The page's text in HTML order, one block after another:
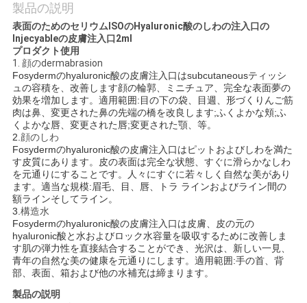
さ
い
ニ
ュ
ー
ス
事
件
引
製品の説明
表面のためのセリウムISOのHyaluronic酸のしわの注入口の
Injecyableの皮膚注入口2ml
プロダクト使用
1. 顔のdermabrasion
Fosydermのhyaluronic酸の皮膚注入口はsubcutaneousティッシ
ュの容積を、改善します顔の輪郭、ミニチュア、完全な表面夢の
効果を増加します。適用範囲:目の下の袋、目週、形づくりんご筋
肉は鼻、変更された鼻の先端の橋を改良します;ふくよかな頬;ふ
くよかな唇、変更された唇;変更された顎、等。
2.顔のしわ
Fosydermのhyaluronic酸の皮膚注入口はピットおよびしわを満た
す皮質にあります。皮の表面は完全な状態、すぐに滑らかなしわ
を元通りにすることです。人々にすぐに若々しく自然な美があり
ます。適当な規模:眉毛、目、唇、トラ ラインおよびライン間の
額ラインそしてライン。
3.構造水
Fosydermのhyaluronic酸の皮膚注入口は皮膚、皮の元の
hyaluronic酸と水およびロック水容量を吸収するために改善しま
す肌の弾力性を直接結合することができ、光沢は、新しい一見、
青年の自然な美の健康を元通りにします。適用範囲:手の首、背
部、表面、箱および他の水補充は締まります。
製品の説明